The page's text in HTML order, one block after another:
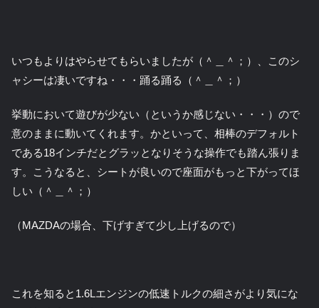
いつもよりはやらせてもらいましたが（＾＿＾；）、このシ
ャシーは凄いですね・・・踊る踊る（＾＿＾；）
挙動において遊びが少ない（というか感じない・・・）ので
意のままに動いてくれます。かといって、相棒のデフォルト
である18インチだとグラッとなりそうな操作でも踏ん張りま
す。こうなると、シートが良いので座面がもっと下がってほ
しい（＾＿＾；）
（MAZDAの場合、下げすぎて少し上げるので）
これを知ると1.6Lエンジンの低速トルクの細さがより気にな